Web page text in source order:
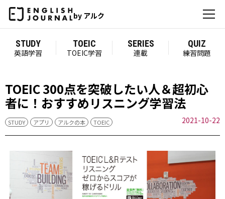
by アルク
STUDY
英語学習
TOEIC
TOEIC学習
SERIES
連載
QUIZ
練習問題
TOEIC 300点を突破したい人＆超初心
者に！おすすめリスニング学習法
STUDY アプリ アルクの本 TOEIC 2021-10-22